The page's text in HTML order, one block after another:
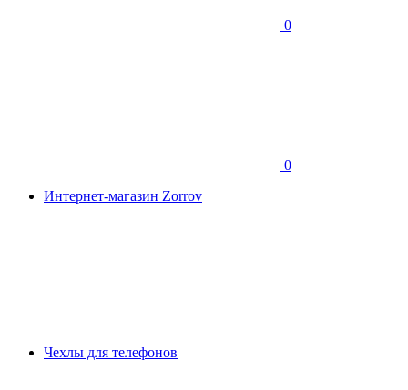
0
0
Интернет-магазин Zorrov
Чехлы для телефонов